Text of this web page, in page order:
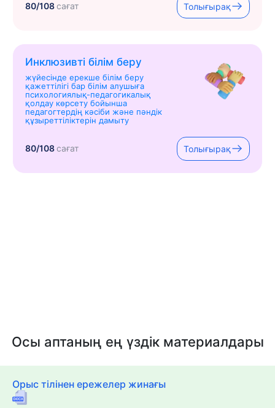
80/108сағат Толығырақ
Инклюзивті білім беру
жүйесінде ерекше білім беру
қажеттілігі бар білім алушыға
психологиялық-педагогикалық
қолдау көрсету бойынша
педагогтердің кәсіби және пәндік
құзыреттіліктерін дамыту
80/108сағат Толығырақ
Осы аптаның ең үздік материалдары
Орыс тілінен ережелер жинағы